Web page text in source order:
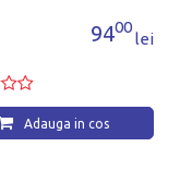
9400
lei
Adauga in cos